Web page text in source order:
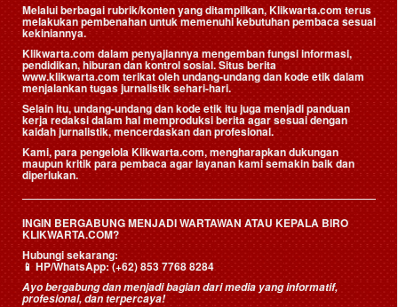
Melalui berbagai rubrik/konten yang ditampilkan, Klikwarta.com terus
melakukan pembenahan untuk memenuhi kebutuhan pembaca sesuai
kekiniannya.
Klikwarta.com dalam penyajiannya mengemban fungsi informasi,
pendidikan, hiburan dan kontrol sosial. Situs berita
www.klikwarta.com terikat oleh undang-undang dan kode etik dalam
menjalankan tugas jurnalistik sehari-hari.
Selain itu, undang-undang dan kode etik itu juga menjadi panduan
kerja redaksi dalam hal memproduksi berita agar sesuai dengan
kaidah jurnalistik, mencerdaskan dan profesional.
Kami, para pengelola Klikwarta.com, mengharapkan dukungan
maupun kritik para pembaca agar layanan kami semakin baik dan
diperlukan.
INGIN BERGABUNG MENJADI WARTAWAN ATAU KEPALA BIRO
KLIKWARTA.COM?
Hubungi sekarang:
📱HP/WhatsApp:(+62) 853 7768 8284
Ayo bergabung dan menjadi bagian dari media yang informatif,
profesional, dan terpercaya!